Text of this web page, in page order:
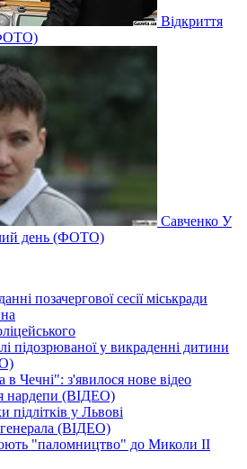
Відкриття
Савченко У
день (ФОТО)
позачергової сесії міськради
підозрюваної у викраденні дитини
в Чечні": з'явилося нове відео
нардепи (ВІДЕО)
підлітків у Львові
(ВІДЕО)
"паломництво" до Миколи ІІ